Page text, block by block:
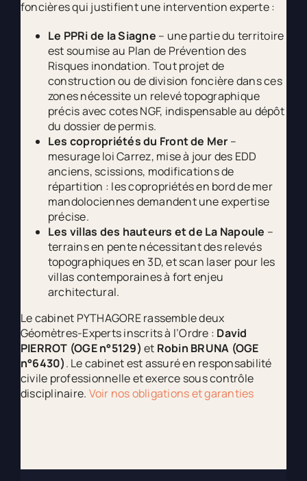
foncières qui justifient une intervention experte :
Le PPRi de la Siagne – une partie du territoire
est soumise au Plan de Prévention des
Risques inondation. Tout projet de
construction ou de division foncière dans ces
zones nécessite un relevé topographique
précis avec cotes NGF, indispensable au dépôt
du dossier de permis.
Les copropriétés du Front de Mer –
mesurage loi Carrez, mise à jour des EDD
anciens, scissions, modifications de
répartition : les copropriétés en bord de mer
mandolociennes demandent une expertise
précise.
Les villas des hauteurs et de La Napoule –
terrains en pente nécessitant des relevés
topographiques en 3D, et scan laser pour les
villas contemporaines à fort enjeu
architectural.
Le cabinet PYTHAGORE rassemble deux
Géomètres-Experts inscrits à l’Ordre : David
PIERROT (OGE n°5129) et Robin BRUNA (OGE
n°6430). Le cabinet est assuré en responsabilité
civile professionnelle et exerce sous contrôle
disciplinaire. Voir nos obligations et garanties